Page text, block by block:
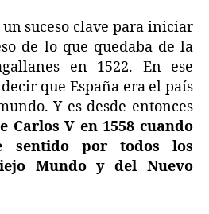
suceso clave para iniciar
de lo que quedaba de la
en 1522. En ese
que España era el país
Y es desde entonces
Carlos V en 1558 cuando
sentido por todos los
Mundo y del Nuevo